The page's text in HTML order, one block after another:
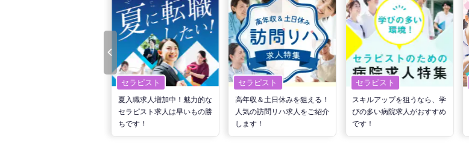
セラピスト
夏入職求人増加中！魅力的な
セラピスト求人は早いもの勝
ちです！
セラピスト
高年収＆土日休みを狙える！
人気の訪問リハ求人をご紹介
します！
セラピスト
スキルアップを狙うなら、学
びの多い病院求人がおすすめ
です！